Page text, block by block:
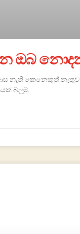
ඔබ
නැති කෙනෙකුත් නැතුව
බලමු.